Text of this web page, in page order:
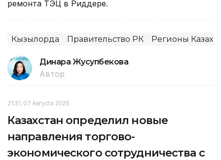
ремонта ТЭЦ в Риддере.
Кызылорда Правительство РК Регионы
Динара Жусупбекова
Автор
21:31, 07 Августа 2026
Казахстан определил новые
направления торгово-
экономического сотрудничества с